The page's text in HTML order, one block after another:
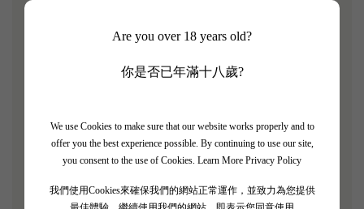
Are you over 18 years old?
你是否已年滿十八歲?
We use Cookies to make sure that our website works properly and to
offer you the best experience possible. By continuing to use our site,
you consent to the use of Cookies. Learn More Privacy Policy
我們使用Cookies來確保我們的網站正常運作，並致力為您提供
Château Sénéjac 葡萄園位於真正的綠色環境和豐富的
壤中，這些礫石土壤是第四紀時期沉積在皮安-梅多
克 (Pian-Medoc) 粘土礫石露頭上的。
樹在缺水時所承受的水分壓力。